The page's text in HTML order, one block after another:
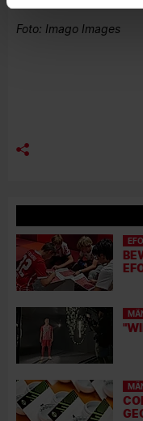
Foto: Imago Images